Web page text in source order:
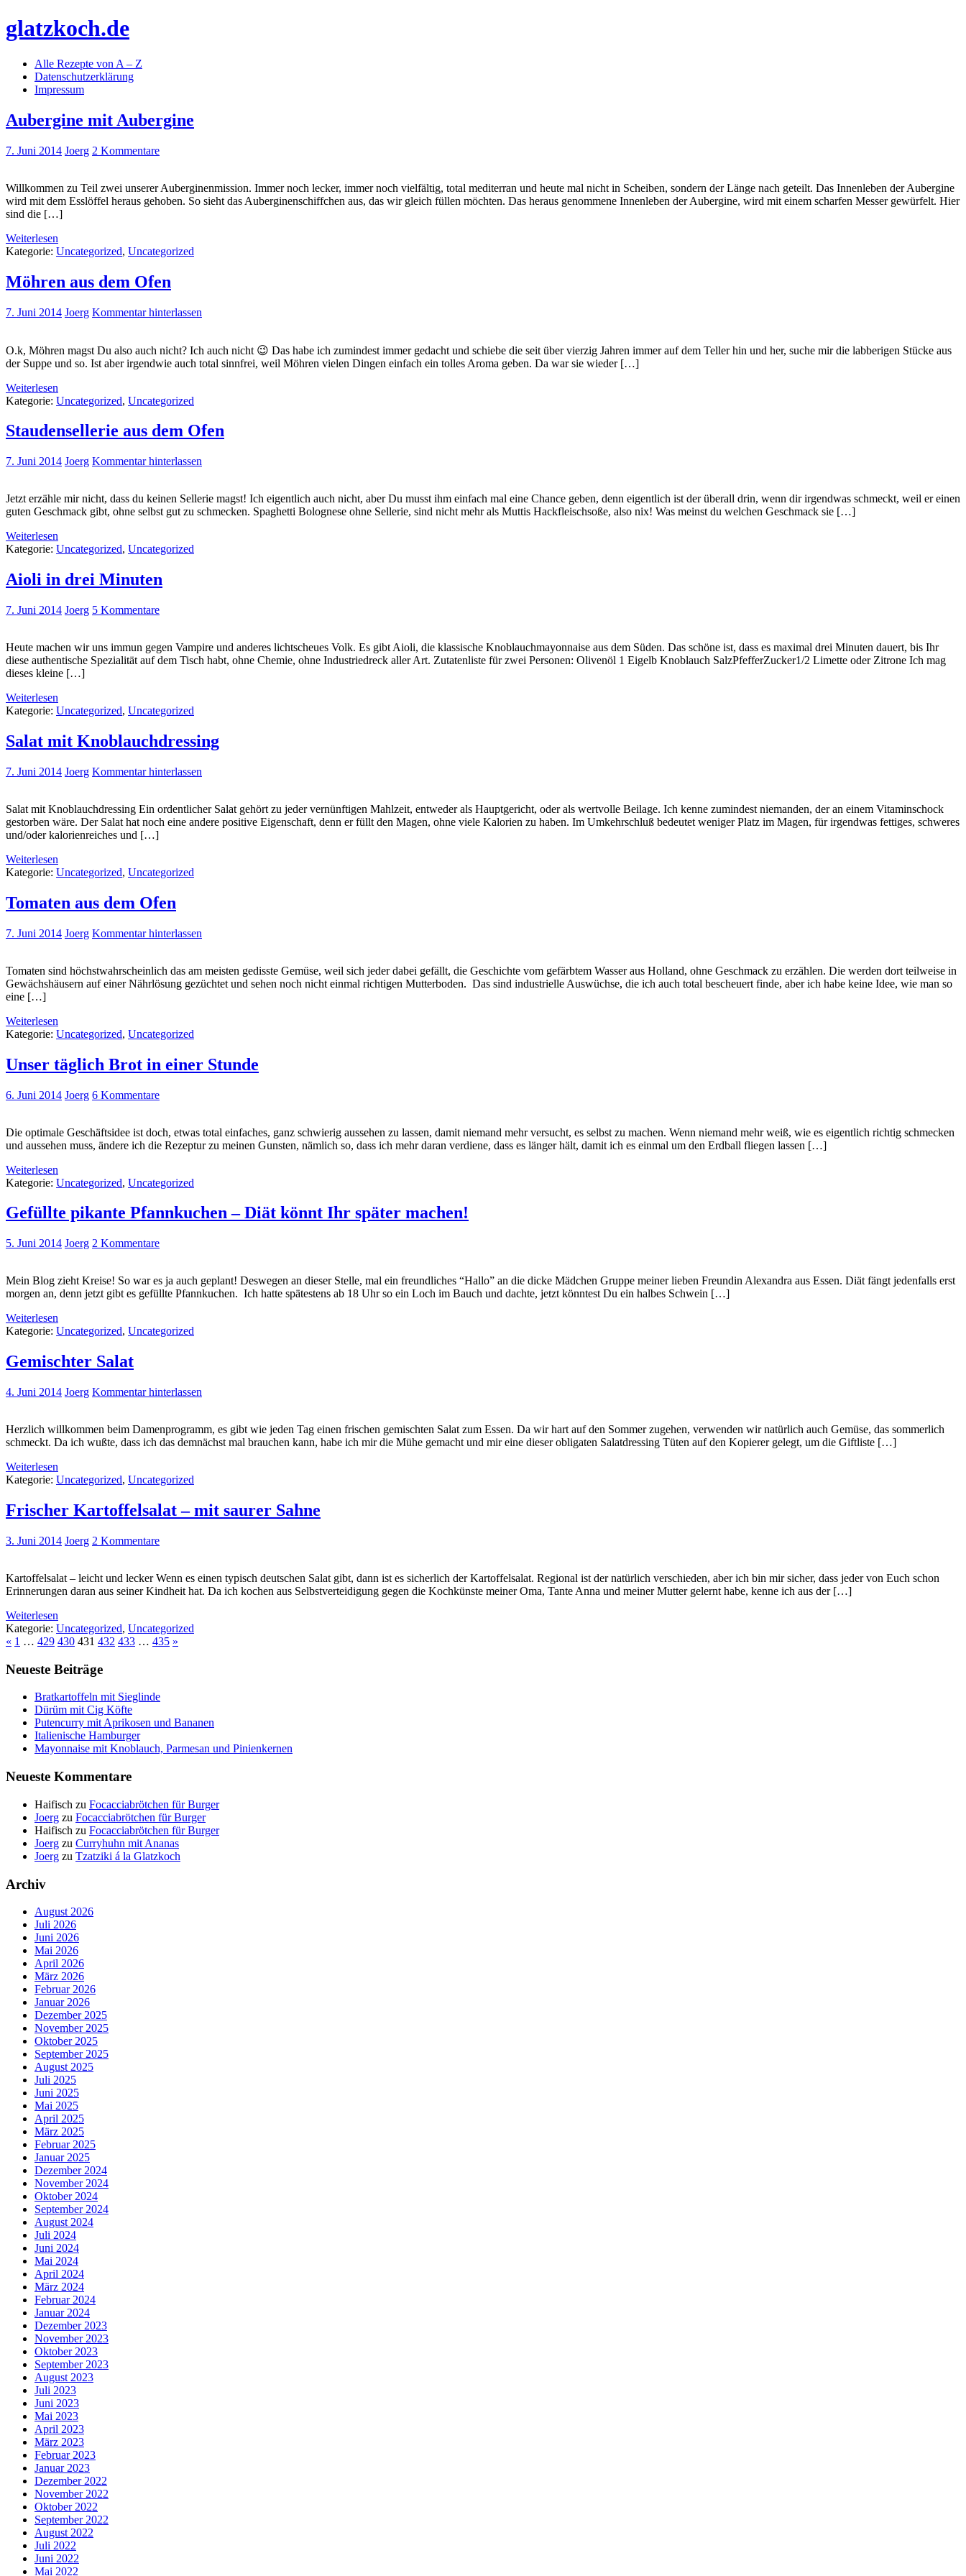
Skip
to
glatzkoch.de
Kochen für Doofe und Genießer
Alle Rezepte von A – Z
Datenschutzerklärung
Impressum
Aubergine mit Aubergine
7. Juni 2014 Joerg 2 Kommentare
Willkommen zu Teil zwei unserer Auberginenmission. Immer noch lecker, immer noch vielfältig, total mediterran und heute mal nicht in Scheiben, sondern der Länge nach geteilt. Das Innenleben der Aubergine
wird mit dem Esslöffel heraus gehoben. So sieht das Auberginenschiffchen aus, das wir gleich füllen möchten. Das heraus genommene Innenleben der Aubergine, wird mit einem scharfen Messer gewürfelt. Hier
sind die […]
Weiterlesen
Kategorie: Uncategorized, Uncategorized
Möhren aus dem Ofen
7. Juni 2014 Joerg Kommentar hinterlassen
O.k, Möhren magst Du also auch nicht? Ich auch nicht 😉 Das habe ich zumindest immer gedacht und schiebe die seit über vierzig Jahren immer auf dem Teller hin und her, suche mir die labberigen Stücke aus
der Suppe und so. Ist aber irgendwie auch total sinnfrei, weil Möhren vielen Dingen einfach ein tolles Aroma geben. Da war sie wieder […]
Weiterlesen
Kategorie: Uncategorized, Uncategorized
Staudensellerie aus dem Ofen
7. Juni 2014 Joerg Kommentar hinterlassen
Jetzt erzähle mir nicht, dass du keinen Sellerie magst! Ich eigentlich auch nicht, aber Du musst ihm einfach mal eine Chance geben, denn eigentlich ist der überall drin, wenn dir irgendwas schmeckt, weil er einen
guten Geschmack gibt, ohne selbst gut zu schmecken. Spaghetti Bolognese ohne Sellerie, sind nicht mehr als Muttis Hackfleischsoße, also nix! Was meinst du welchen Geschmack sie […]
Weiterlesen
Kategorie: Uncategorized, Uncategorized
Aioli in drei Minuten
7. Juni 2014 Joerg 5 Kommentare
Heute machen wir uns immun gegen Vampire und anderes lichtscheues Volk. Es gibt Aioli, die klassische Knoblauchmayonnaise aus dem Süden. Das schöne ist, dass es maximal drei Minuten dauert, bis Ihr
diese authentische Spezialität auf dem Tisch habt, ohne Chemie, ohne Industriedreck aller Art. Zutatenliste für zwei Personen: Olivenöl 1 Eigelb Knoblauch SalzPfefferZucker1/2 Limette oder Zitrone Ich mag
dieses kleine […]
Weiterlesen
Kategorie: Uncategorized, Uncategorized
Salat mit Knoblauchdressing
7. Juni 2014 Joerg Kommentar hinterlassen
Salat mit Knoblauchdressing Ein ordentlicher Salat gehört zu jeder vernünftigen Mahlzeit, entweder als Hauptgericht, oder als wertvolle Beilage. Ich kenne zumindest niemanden, der an einem Vitaminschock
gestorben wäre. Der Salat hat noch eine andere positive Eigenschaft, denn er füllt den Magen, ohne viele Kalorien zu haben. Im Umkehrschluß bedeutet weniger Platz im Magen, für irgendwas fettiges, schweres
und/oder kalorienreiches und […]
Weiterlesen
Kategorie: Uncategorized, Uncategorized
Tomaten aus dem Ofen
7. Juni 2014 Joerg Kommentar hinterlassen
Tomaten sind höchstwahrscheinlich das am meisten gedisste Gemüse, weil sich jeder dabei gefällt, die Geschichte vom gefärbtem Wasser aus Holland, ohne Geschmack zu erzählen. Die werden dort teilweise in
Gewächshäusern auf einer Nährlösung gezüchtet und sehen noch nicht einmal richtigen Mutterboden. Das sind industrielle Auswüchse, die ich auch total bescheuert finde, aber ich habe keine Idee, wie man so
eine […]
Weiterlesen
Kategorie: Uncategorized, Uncategorized
Unser täglich Brot in einer Stunde
6. Juni 2014 Joerg 6 Kommentare
Die optimale Geschäftsidee ist doch, etwas total einfaches, ganz schwierig aussehen zu lassen, damit niemand mehr versucht, es selbst zu machen. Wenn niemand mehr weiß, wie es eigentlich richtig schmecken
und aussehen muss, ändere ich die Rezeptur zu meinen Gunsten, nämlich so, dass ich mehr daran verdiene, dass es länger hält, damit ich es einmal um den Erdball fliegen lassen […]
Weiterlesen
Kategorie: Uncategorized, Uncategorized
Gefüllte pikante Pfannkuchen – Diät könnt Ihr später machen!
5. Juni 2014 Joerg 2 Kommentare
Mein Blog zieht Kreise! So war es ja auch geplant! Deswegen an dieser Stelle, mal ein freundliches “Hallo” an die dicke Mädchen Gruppe meiner lieben Freundin Alexandra aus Essen. Diät fängt jedenfalls erst
morgen an, denn jetzt gibt es gefüllte Pfannkuchen. Ich hatte spätestens ab 18 Uhr so ein Loch im Bauch und dachte, jetzt könntest Du ein halbes Schwein […]
Weiterlesen
Kategorie: Uncategorized, Uncategorized
Gemischter Salat
4. Juni 2014 Joerg Kommentar hinterlassen
Herzlich willkommen beim Damenprogramm, es gibt wie jeden Tag einen frischen gemischten Salat zum Essen. Da wir hart auf den Sommer zugehen, verwenden wir natürlich auch Gemüse, das sommerlich
schmeckt. Da ich wußte, dass ich das demnächst mal brauchen kann, habe ich mir die Mühe gemacht und mir eine dieser obligaten Salatdressing Tüten auf den Kopierer gelegt, um die Giftliste […]
Weiterlesen
Kategorie: Uncategorized, Uncategorized
Frischer Kartoffelsalat – mit saurer Sahne
3. Juni 2014 Joerg 2 Kommentare
Kartoffelsalat – leicht und lecker Wenn es einen typisch deutschen Salat gibt, dann ist es sicherlich der Kartoffelsalat. Regional ist der natürlich verschieden, aber ich bin mir sicher, dass jeder von Euch schon
Erinnerungen daran aus seiner Kindheit hat. Da ich kochen aus Selbstverteidigung gegen die Kochkünste meiner Oma, Tante Anna und meiner Mutter gelernt habe, kenne ich aus der […]
Weiterlesen
Kategorie: Uncategorized, Uncategorized
« 1 … 429 430 431 432 433 … 435 »
Neueste Beiträge
Bratkartoffeln mit Sieglinde
Dürüm mit Cig Köfte
Putencurry mit Aprikosen und Bananen
Italienische Hamburger
Mayonnaise mit Knoblauch, Parmesan und Pinienkernen
Neueste Kommentare
Haifisch zu Focacciabrötchen für Burger
Joerg zu Focacciabrötchen für Burger
Haifisch zu Focacciabrötchen für Burger
Joerg zu Curryhuhn mit Ananas
Joerg zu Tzatziki á la Glatzkoch
Archiv
August 2026
Juli 2026
Juni 2026
Mai 2026
April 2026
März 2026
Februar 2026
Januar 2026
Dezember 2025
November 2025
Oktober 2025
September 2025
August 2025
Juli 2025
Juni 2025
Mai 2025
April 2025
März 2025
Februar 2025
Januar 2025
Dezember 2024
November 2024
Oktober 2024
September 2024
August 2024
Juli 2024
Juni 2024
Mai 2024
April 2024
März 2024
Februar 2024
Januar 2024
Dezember 2023
November 2023
Oktober 2023
September 2023
August 2023
Juli 2023
Juni 2023
Mai 2023
April 2023
März 2023
Februar 2023
Januar 2023
Dezember 2022
November 2022
Oktober 2022
September 2022
August 2022
Juli 2022
Juni 2022
Mai 2022